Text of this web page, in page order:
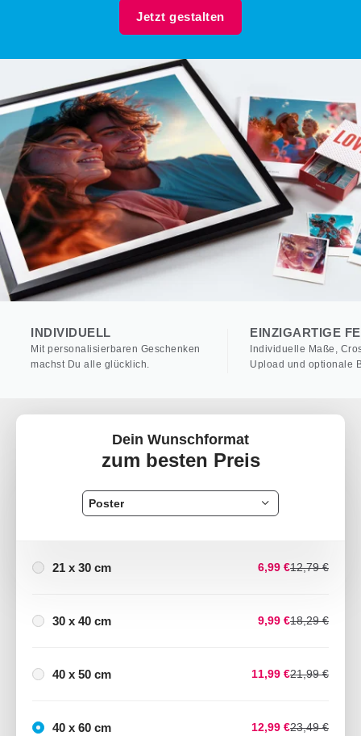
Jetzt gestalten
INDIVIDUELL
Mit personalisierbaren Geschenken
machst Du alle glücklich.
EINZIGARTIGE
Individuelle Maße,
Upload und optionale
Dein Wunschformat
zum besten Preis
Poster
21 x 30 cm 6,99 €12,79 €
30 x 40 cm 9,99 €18,29 €
40 x 50 cm 11,99 €21,99 €
40 x 60 cm 12,99 €23,49 €